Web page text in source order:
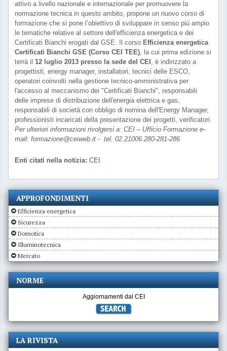
attivo a livello nazionale e internazionale per promuovere la
normazione tecnica in questo ambito, propone un nuovo corso di
formazione che si pone l’obiettivo di sviluppare in senso più ampio
le tematiche relative al settore dell'efficienza energetica e dei
Certificati Bianchi erogati dal GSE. Il corso Efficienza energetica
Certificati Bianchi GSE (Corso CEI TEE), la cui prima edizione si
terrà il 12 luglio 2013 presso la sede del CEI , è indirizzato a
progettisti, energy manager, installatori, tecnici delle ESCO,
operatori coinvolti nella gestione tecnico-amministrativa per
l'accesso al meccanismo dei "Certificati Bianchi", responsabili
delle imprese di distribuzione dell'energia elettrica e gas,
responsabili di società con obbligo di nomina dell'Energy Manager,
professionisti incaricati della presentazione dei progetti, verificatori.
Per ulteriori informazioni rivolgersi a: CEI – Ufficio Formazione e-
mail: formazione@ceiweb.it - tel. 02.21006.280-281-286
Enti citati nella notizia: CEI
APPROFONDIMENTI
Efficienza energetica
Sicurezza
Domotica
Illuminotecnica
Mercato
NORME
Aggiornamenti dal CEI
LA RIVISTA